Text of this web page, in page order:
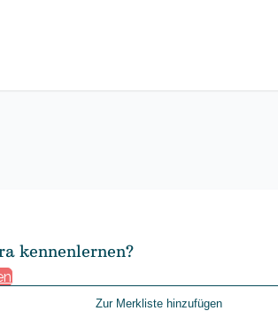
kennenlernen?
Zur Merkliste hinzufügen